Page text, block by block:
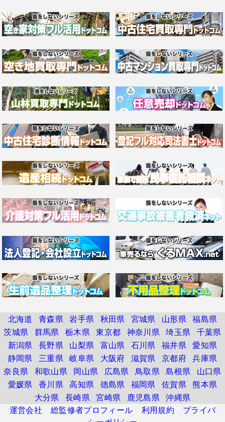
北海道 青森県 岩手県 秋田県 宮城県 山形県 福島県
茨城県 群馬県 栃木県 東京都 神奈川県 埼玉県 千葉県
新潟県 長野県 山梨県 富山県 石川県 福井県 愛知県
静岡県 三重県 岐阜県 大阪府 滋賀県 京都府 兵庫県
奈良県 和歌山県 岡山県 広島県 鳥取県 島根県
山口県
愛媛県 香川県 高知県 徳島県 福岡県 佐賀県 熊本県
大分県 長崎県 宮崎県 鹿児島県 沖縄県
運営会社
総監修者プロフィール 利用規約
プライバ